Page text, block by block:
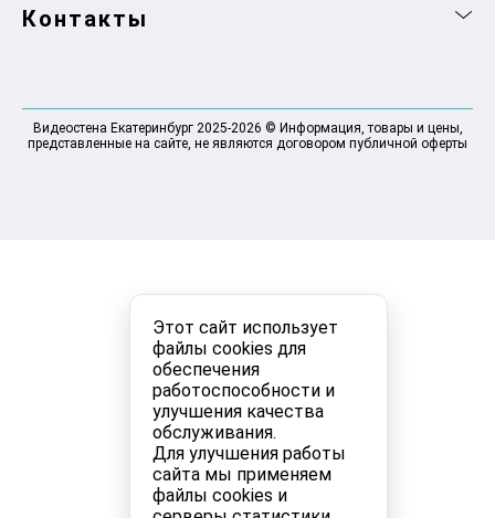
Этот сайт использует
файлы cookies для
обеспечения
работоспособности и
улучшения качества
обслуживания.
Для улучшения работы
сайта мы применяем
файлы cookies и
Контакты
Видеостена Екатеринбург 2025-2026 © Информация, товары и цены,
представленные на сайте, не являются договором публичной оферты